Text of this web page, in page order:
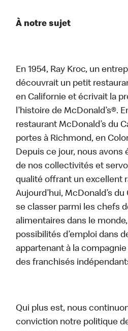
À notre sujet
En 1954, Ray Kroc, un
découvrait un petit
en Californie et écrivait la
l’histoire de McDonald’s®.
restaurant McDonald’s du
portes à Richmond, en
Depuis ce jour, nous avons
de nos collectivités et
qualité offrant un excellent
Aujourd’hui, McDonald’s
se classer parmi les chefs
alimentaires dans le
possibilités d’emploi dans
appartenant à la
des franchisés
Qui plus est, nous
conviction notre politique